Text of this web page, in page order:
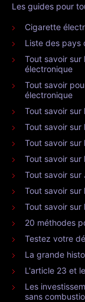
Les guides pour
Cigarette
Liste des pays
Tout savoir
électronique
Tout savoir
électronique
Tout savoir
Tout savoir sur
Tout savoir sur
Tout savoir sur
Tout savoir sur
Tout savoir sur
Tout savoir sur
20 méthodes
Testez votre
La grande
L'article 23 et
Les
sans